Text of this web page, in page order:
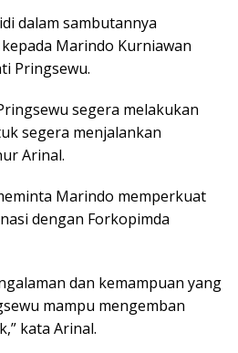
dalam sambutannya
Marindo Kurniawan
Pringsewu.
segera melakukan
segera menjalankan
Arinal.
Marindo memperkuat
dengan Forkopimda
dan kemampuan yang
mampu mengemban
kata Arinal.